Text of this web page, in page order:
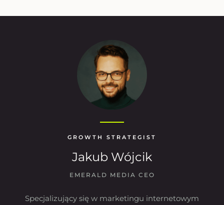
GROWTH STRATEGIST
Jakub Wójcik
EMERALD MEDIA CEO
Specjalizujący się w marketingu internetowym